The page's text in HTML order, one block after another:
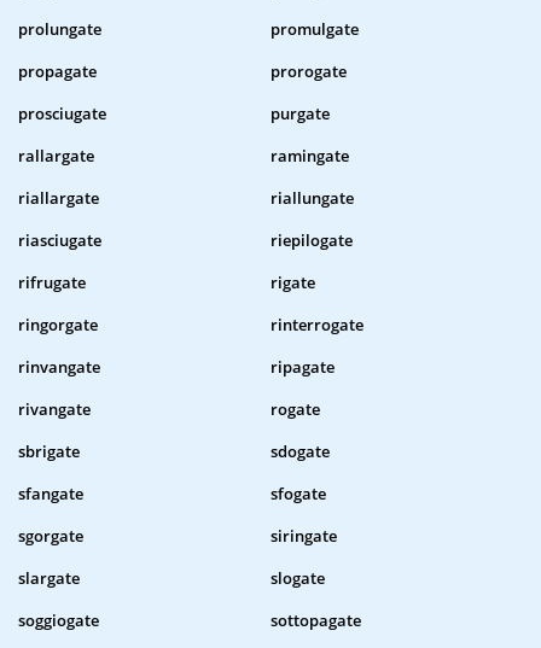
prolungate
promulgate
propagate
prorogate
prosciugate
purgate
rallargate
ramingate
riallargate
riallungate
riasciugate
riepilogate
rifrugate
rigate
ringorgate
rinterrogate
rinvangate
ripagate
rivangate
rogate
sbrigate
sdogate
sfangate
sfogate
sgorgate
siringate
slargate
slogate
soggiogate
sottopagate